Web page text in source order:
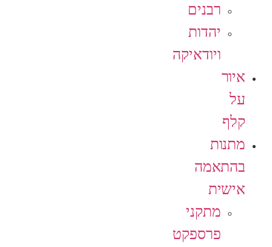
רבנים
יהדות
ויודאיקה
איור
על
קלף
מתנות
בהתאמה
אישית
מתקני
פרספקט